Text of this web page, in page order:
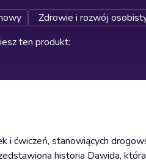
Zdrowie i rozwój
ten produkt:
i ćwiczeń, stanowiących
historia Dawida,